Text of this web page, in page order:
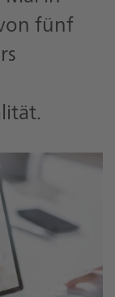
fünf